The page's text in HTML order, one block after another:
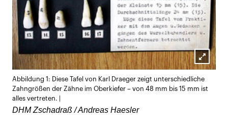
öffnen
Abbildung 1: Diese Tafel von Karl Draeger zeigt unterschiedliche
Zahngrößen der Zähne im Oberkiefer – von 48 mm bis 15 mm ist
alles vertreten. |
DHM Zschadraß / Andreas Haesler